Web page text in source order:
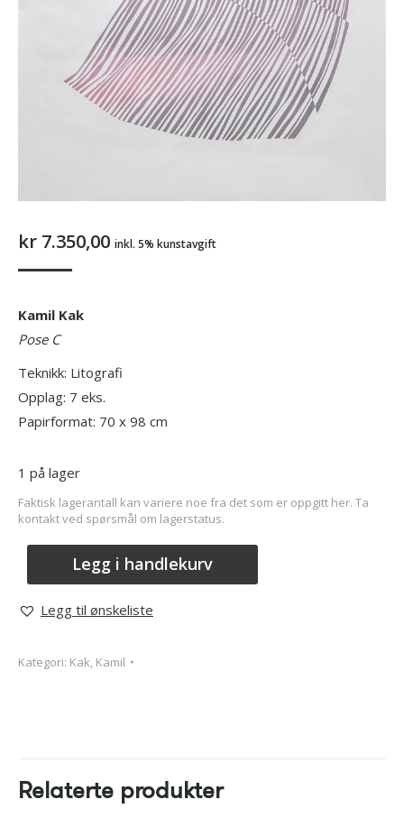
kr 7.350,00 inkl. 5% kunstavgift
Kamil Kak
Pose C
Teknikk: Litografi
Opplag: 7 eks.
Papirformat: 70 x 98 cm
1 på lager
Faktisk lagerantall kan variere noe fra det som er oppgitt her. Ta
kontakt ved spørsmål om lagerstatus.
Legg i handlekurv
Legg til ønskeliste
Kategori: Kak, Kamil
Relaterte produkter